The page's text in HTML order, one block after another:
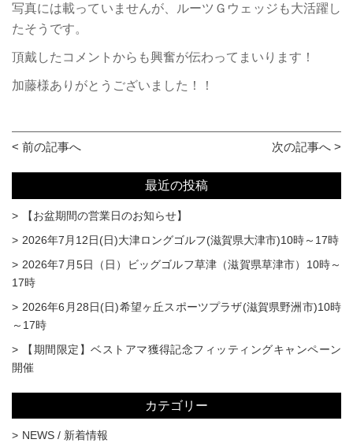
写真には載っていませんが、ルーツＧウェッジも大活躍し
たそうです。
頂戴したコメントからも興奮が伝わってまいります！
加藤様ありがとうございました！！
< 前の記事へ 次の記事へ >
最近の投稿
【お盆期間の営業日のお知らせ】
2026年7月12日(日)大津ロングゴルフ(滋賀県大津市)10時～17時
2026年7月5日（日）ビッグゴルフ草津（滋賀県草津市）10時～
17時
2026年6月28日(日)希望ヶ丘スポーツプラザ(滋賀県野洲市)10時
～17時
【期間限定】ベストアマ獲得記念フィッティングキャンペーン
開催
カテゴリー
NEWS / 新着情報